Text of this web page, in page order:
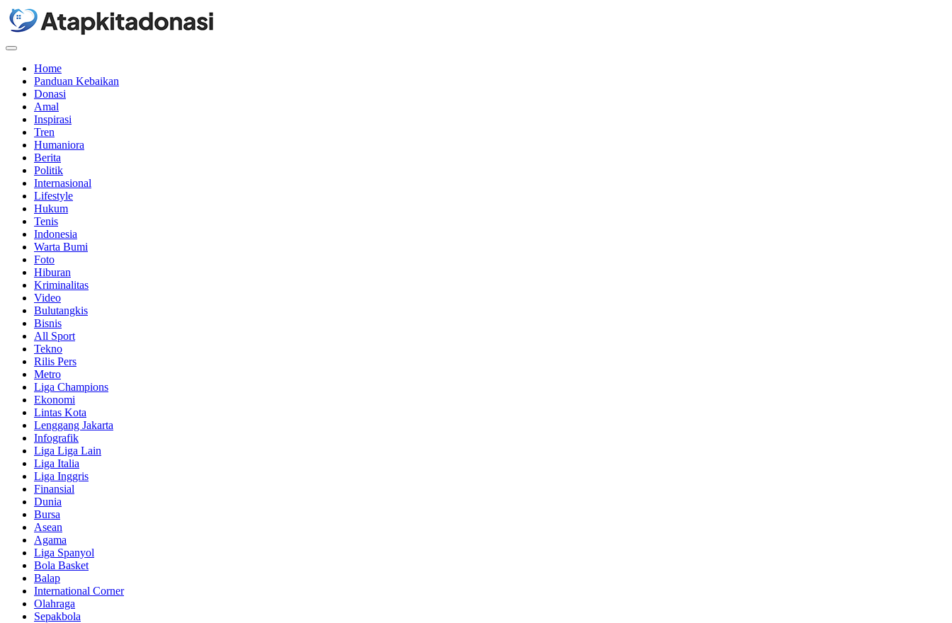
Menu
Home
Panduan Kebaikan
Donasi
Amal
Inspirasi
Tren
Humaniora
Berita
Politik
Internasional
Lifestyle
Hukum
Tenis
Indonesia
Warta Bumi
Foto
Hiburan
Kriminalitas
Video
Bulutangkis
Bisnis
All Sport
Tekno
Rilis Pers
Metro
Liga Champions
Ekonomi
Lintas Kota
Lenggang Jakarta
Infografik
Liga Liga Lain
Liga Italia
Liga Inggris
Finansial
Dunia
Bursa
Asean
Agama
Liga Spanyol
Bola Basket
Balap
International Corner
Olahraga
Sepakbola